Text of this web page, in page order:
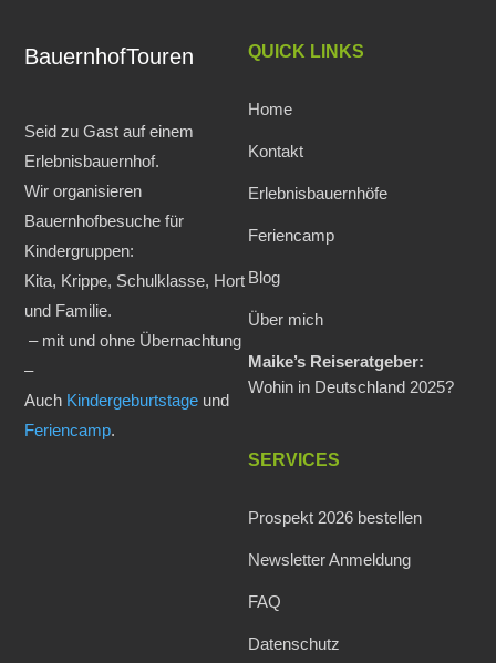
BauernhofTouren
Seid zu Gast auf einem
Erlebnisbauernhof.
Wir organisieren
Bauernhofbesuche für
Kindergruppen:
Kita, Krippe, Schulklasse, Hort
und Familie.
– mit und ohne Übernachtung
–
Auch Kindergeburtstage und
Feriencamp.
QUICK LINKS
Home
Kontakt
Erlebnisbauernhöfe
Feriencamp
Blog
Über mich
Maike’s Reiseratgeber:
Wohin in Deutschland 2025?
SERVICES
Prospekt 2026 bestellen
Newsletter Anmeldung
FAQ
Datenschutz